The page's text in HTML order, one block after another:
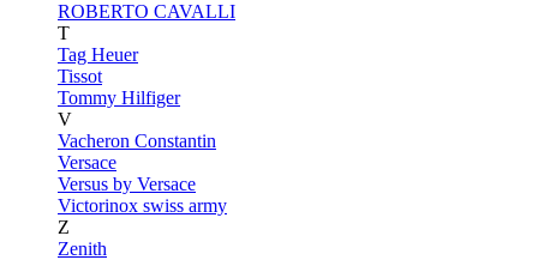
ROBERTO CAVALLI
T
Tag Heuer
Tissot
Tommy Hilfiger
V
Vacheron Constantin
Versace
Versus by Versace
Victorinox swiss army
Z
Zenith